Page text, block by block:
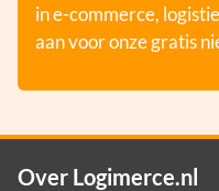
in e-commerce,
aan voor onze gratis
Over Logimerce.nl